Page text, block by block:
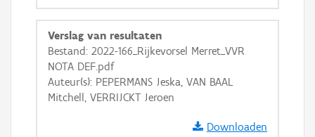
Basis Lagen
OSM-Basiskaart
Ortho
Verslag van resultaten
Bestand: 2022-166_Rijkevorsel Merret_VVR
NOTA DEF.pdf
Auteur(s): PEPERMANS Jeska, VAN BAAL
Mitchell, VERRIJCKT Jeroen
Downloaden